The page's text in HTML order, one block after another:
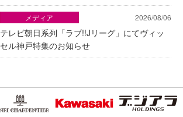
2026/08/06
テレビ朝日系列「ラブ!!Jリーグ」にてヴィッ
セル神戸特集のお知らせ
メディア